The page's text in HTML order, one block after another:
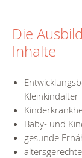
Die
Inhalte
Kleinkindalter
Baby- und
gesunde